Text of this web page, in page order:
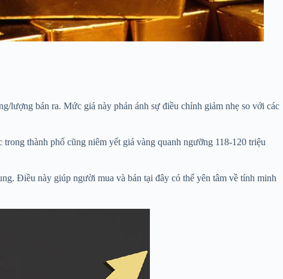
lượng bán ra. Mức giá này phản ánh sự điều chỉnh giảm nhẹ so với các
thành phố cũng niêm yết giá vàng quanh ngưỡng 118-120 triệu
Điều này giúp người mua và bán tại đây có thể yên tâm về tính minh